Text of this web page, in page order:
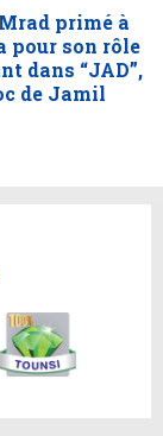
primé à
pour son rôle
dans “JAD”,
de Jamil